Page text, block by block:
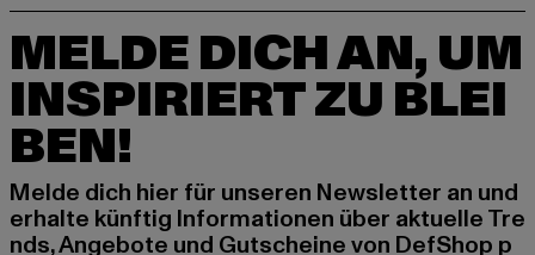
MELDE DICH AN, UM
INSPIRIERT ZU BLEI
BEN!
Melde dich hier für unseren Newsletter an und
erhalte künftig Informationen über aktuelle Tre
nds, Angebote und Gutscheine von DefShop p